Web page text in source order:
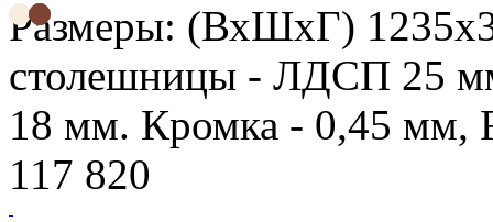
Размеры: (ВхШхГ)
столешницы - ЛДСП 25
18 мм. Кромка - 0,45 мм,
117 820